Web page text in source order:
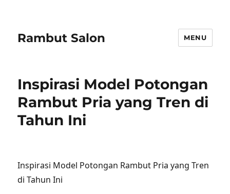
Rambut Salon MENU
Inspirasi Model Potongan
Rambut Pria yang Tren di
Tahun Ini
Inspirasi Model Potongan Rambut Pria yang Tren
di Tahun Ini